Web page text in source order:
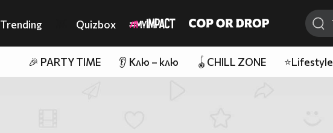
Trending Quizbox
🎉 PARTY TIME 👂 Клю – клю 🪀CHILL ZONE ⭐Lifestyle